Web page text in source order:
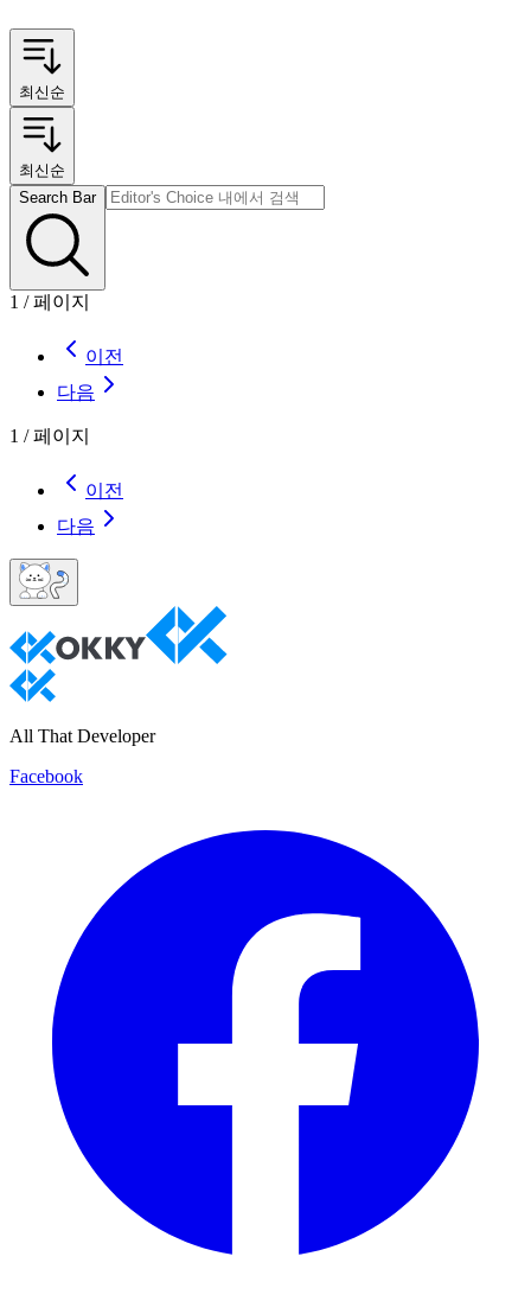
최신순
최신순
Search Bar
1 / 페이지
이전
다음
1 / 페이지
이전
다음
All That Developer
Facebook